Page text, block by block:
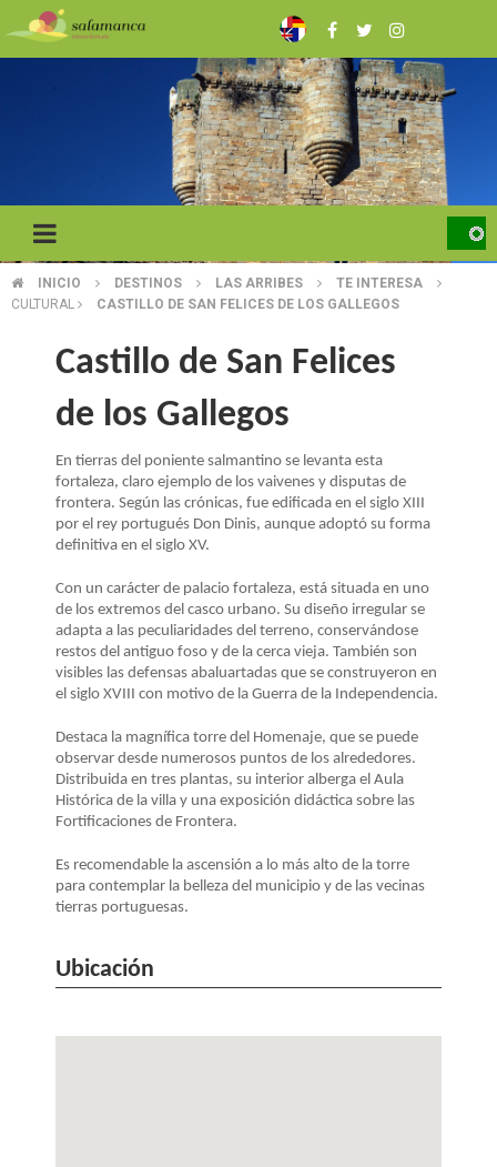
Pasar
al
SOBRESCRIBIR
AYUDA
NAVEGACIÓN
INICIO DESTINOS LAS ARRIBES
TE INTERESA
CULTURAL
CASTILLO DE SAN FELICES DE LOS GALLEGOS
Castillo de San Felices
de los Gallegos
En tierras del poniente salmantino se levanta esta
fortaleza, claro ejemplo de los vaivenes y disputas de
frontera. Según las crónicas, fue edificada en el siglo XIII
por el rey portugués Don Dinis, aunque adoptó su forma
definitiva en el siglo XV.
Con un carácter de palacio fortaleza, está situada en uno
de los extremos del casco urbano. Su diseño irregular se
adapta a las peculiaridades del terreno, conservándose
restos del antiguo foso y de la cerca vieja. También son
visibles las defensas abaluartadas que se construyeron en
el siglo XVIII con motivo de la Guerra de la Independencia.
Destaca la magnífica torre del Homenaje, que se puede
observar desde numerosos puntos de los alrededores.
Distribuida en tres plantas, su interior alberga el Aula
Histórica de la villa y una exposición didáctica sobre las
Fortificaciones de Frontera.
Es recomendable la ascensión a lo más alto de la torre
para contemplar la belleza del municipio y de las vecinas
tierras portuguesas.
Ubicación